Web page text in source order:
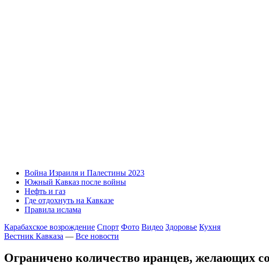
Война Израиля и Палестины 2023
Южный Кавказ после войны
Нефть и газ
Где отдохнуть на Кавказе
Правила ислама
Карабахское возрождение Спорт Фото Видео Здоровье Кухня
Вестник Кавказа — Все новости
Ограничено количество иранцев, желающих